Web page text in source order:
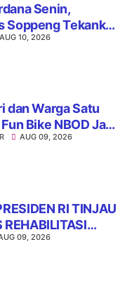
Senin,
Soppeng Tekankan
Tanpa
AUG 10, 2026
dan Warga Satu
Bike NBOD Jadi
Kebersamaan
AUG 09, 2026
RI TINJAU
REHABILITASI
LUMUT,
09, 2026